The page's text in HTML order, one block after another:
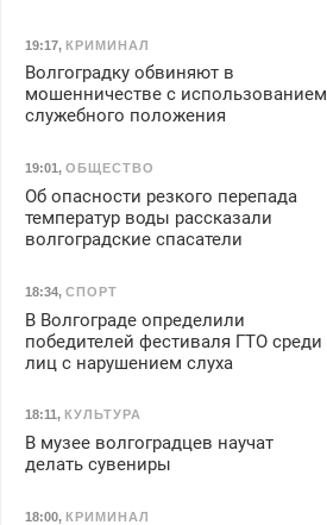
19:17, КРИМИНАЛ
Волгоградку обвиняют в
мошенничестве с использованием
служебного положения
19:01, ОБЩЕСТВО
Об опасности резкого перепада
температур воды рассказали
волгоградские спасатели
18:34, СПОРТ
В Волгограде определили
победителей фестиваля ГТО среди
лиц с нарушением слуха
18:11 , КУЛЬТУРА
В музее волгоградцев научат
делать сувениры
18:00, КРИМИНАЛ